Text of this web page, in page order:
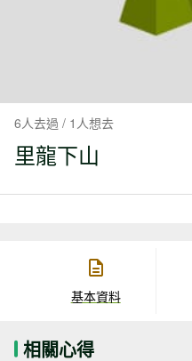
6人去過 / 1人想去
里龍下山
基本資料
相關心得